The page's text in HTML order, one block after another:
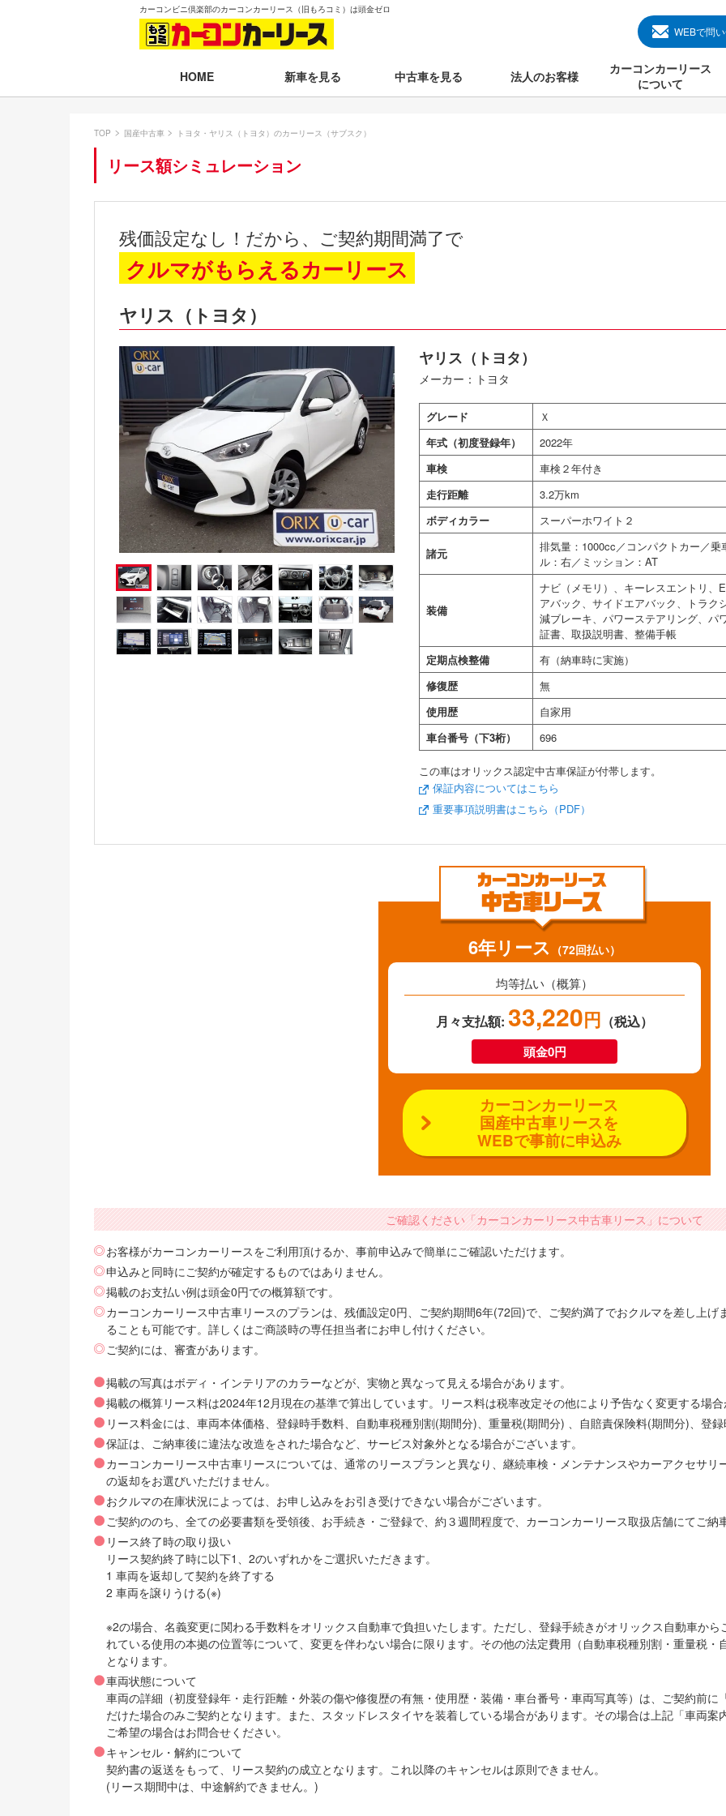
カーコンビニ倶楽部のカーコンカーリース（旧もろコミ）は頭金ゼロ
WEBで問
HOME 新車を見る
月々50,001円以上のクルマを見る
新車一覧から選ぶ
残価設定プラン
電気自動車（EV）
福祉車両
ミニカー
中古車を見る 法人のお客様
カーコンカーリース
について
TOP 国産中古車 トヨタ・ヤリス（トヨタ）のカーリース（サブスク）
リース額シミュレーション
残価設定なし！だから、ご契約期間満了で
クルマがもらえるカーリース
ヤリス（トヨタ）
ヤリス（トヨタ）
メーカー：トヨタ
グレード
Ｘ
年式（初度登録年）
2022年
車検
車検２年付き
走行距離
3.2万km
ボディカラー
スーパーホワイト２
諸元
排気量：1000cc／コンパクトカー／
ル：右／ミッション：AT
装備
ナビ（メモリ）、キーレスエントリ、
アバック、サイドエアバック、トラク
減ブレーキ、パワーステアリング、パ
証書、取扱説明書、整備手帳
定期点検整備
有（納車時に実施）
修復歴
無
使用歴
自家用
車台番号（下3桁）
696
この車はオリックス認定中古車保証が付帯します。
保証内容についてはこちら
重要事項説明書はこちら（PDF）
6年リース （72回払い）
均等払い（概算）
月々支払額: 33,220円 （税込）
頭金0円
カーコンカーリース
国産中古車リースを
WEBで事前に申込み
ご確認ください「カーコンカーリース中古車リース」について
お客様がカーコンカーリースをご利用頂けるか、事前申込みで簡単にご確認いただけます。
申込みと同時にご契約が確定するものではありません。
掲載のお支払い例は頭金0円での概算額です。
カーコンカーリース中古車リースのプランは、残価設定0円、ご契約期間6年(72回)で、ご契約満了でおクルマを差し上
ることも可能です。詳しくはご商談時の専任担当者にお申し付けください。
ご契約には、審査があります。
掲載の写真はボディ・インテリアのカラーなどが、実物と異なって見える場合があります。
掲載の概算リース料は2024年12月現在の基準で算出しています。リース料は税率改定その他により予告なく変更する場
リース料金には、車両本体価格、登録時手数料、自動車税種別割(期間分)、重量税(期間分) 、自賠責保険料(期間分)、登
保証は、ご納車後に違法な改造をされた場合など、サービス対象外となる場合がございます。
カーコンカーリース中古車リースについては、通常のリースプランと異なり、継続車検・メンテナンスやカーアクセサ
の返却をお選びいただけません。
おクルマの在庫状況によっては、お申し込みをお引き受けできない場合がございます。
ご契約ののち、全ての必要書類を受領後、お手続き・ご登録で、約３週間程度で、カーコンカーリース取扱店舗にてご納
リース終了時の取り扱い
リース契約終了時に以下1、2のいずれかをご選択いただきます。
1 車両を返却して契約を終了する
2 車両を譲りうける(※)
※2の場合、名義変更に関わる手数料をオリックス自動車で負担いたします。ただし、登録手続きがオリックス自動車か
れている使用の本拠の位置等について、変更を伴わない場合に限ります。その他の法定費用（自動車税種別割・重量税
となります。
車両状態について
車両の詳細（初度登録年・走行距離・外装の傷や修復歴の有無・使用歴・装備・車台番号・車両写真等）は、ご契約前
だけた場合のみご契約となります。また、スタッドレスタイヤを装着している場合があります。その場合は上記「車両
ご希望の場合はお問合せください。
キャンセル・解約について
契約書の返送をもって、リース契約の成立となります。これ以降のキャンセルは原則できません。
(リース期間中は、中途解約できません。)